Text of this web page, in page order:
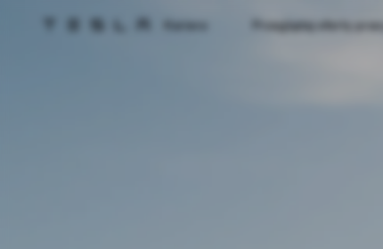
Strona główna Tesli
Kariera Przeglądaj oferty pracy